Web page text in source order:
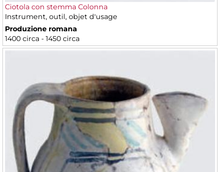
Ciotola con stemma Colonna
Instrument, outil, objet d'usage
Produzione romana
1400 circa - 1450 circa